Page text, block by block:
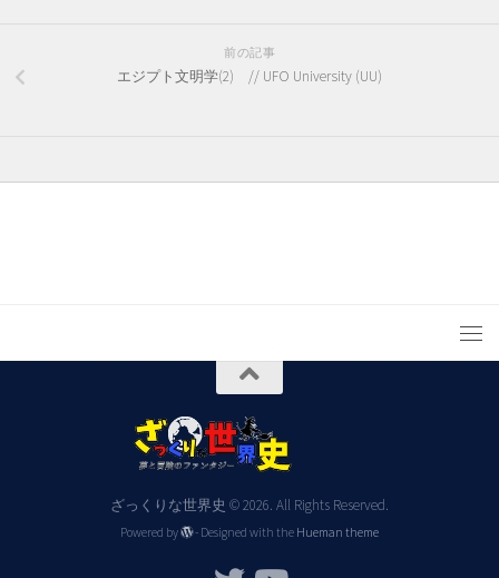
前の記事
エジプト文明学(2) // UFO University (UU)
ざっくりな世界史 © 2026. All Rights Reserved.
Powered by - Designed with the Hueman theme